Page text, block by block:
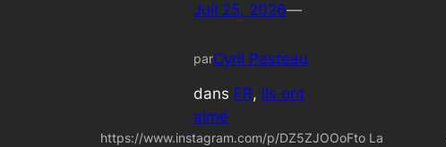
Juil 25, 2026—
parCyril Pasteau
dans FR, ils ont
aimé
https://www.instagram.com/p/DZ5ZJOOoFto La